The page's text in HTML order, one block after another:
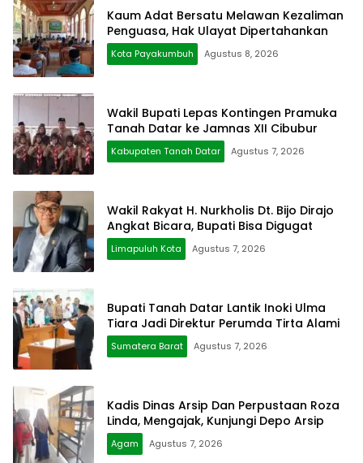
Kaum Adat Bersatu Melawan Kezaliman
Penguasa, Hak Ulayat Dipertahankan
Kota Payakumbuh Agustus 8, 2026
Wakil Bupati Lepas Kontingen Pramuka
Tanah Datar ke Jamnas XII Cibubur
Kabupaten Tanah Datar Agustus 7, 2026
Wakil Rakyat H. Nurkholis Dt. Bijo Dirajo
Angkat Bicara, Bupati Bisa Digugat
Limapuluh Kota Agustus 7, 2026
Bupati Tanah Datar Lantik Inoki Ulma
Tiara Jadi Direktur Perumda Tirta Alami
Sumatera Barat Agustus 7, 2026
Kadis Dinas Arsip Dan Perpustaan Roza
Linda, Mengajak, Kunjungi Depo Arsip
Agam Agustus 7, 2026